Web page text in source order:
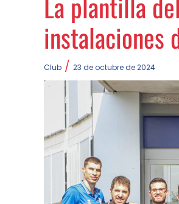
instalaciones
Club / 23 de octubre de 2024